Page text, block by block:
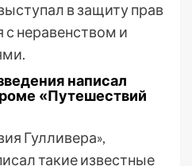
в защиту прав
неравенством и
написал
«Путешествий
Гулливера»,
такие известные